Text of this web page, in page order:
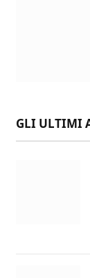
GLI ULTIMI